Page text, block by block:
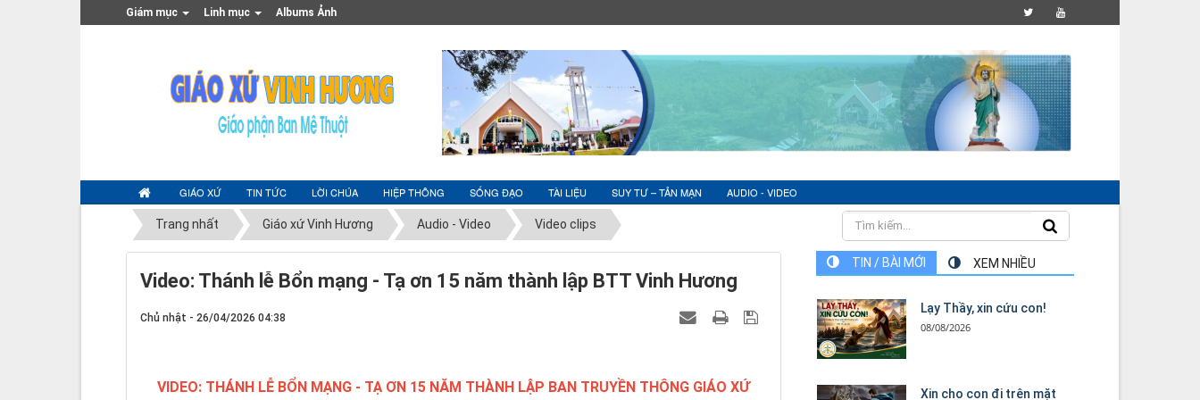
Giám mục Linh mục Albums Ảnh
GIÁO XỨ TIN TỨC LỜI CHÚA HIỆP THÔNG SỐNG ĐẠO TÀI LIỆU SUY TƯ – TẢN MẠN AUDIO - VIDEO
Trang nhất Giáo xứ Vinh Hương Audio - Video Video clips
Video: Thánh lễ Bổn mạng - Tạ ơn 15 năm thành lập BTT Vinh Hương
Chủ nhật - 26/04/2026 04:38
VIDEO: THÁNH LỄ BỔN MẠNG - TẠ ƠN 15 NĂM THÀNH LẬP BAN TRUYỀN THÔNG GIÁO XỨ
TIN / BÀI MỚI XEM NHIỀU
Lạy Thầy, xin cứu con!
08/08/2026
Xin cho con đi trên mặt